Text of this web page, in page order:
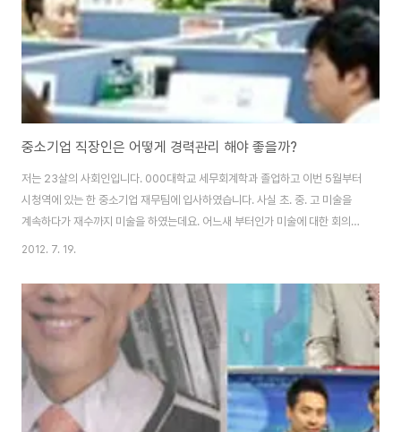
중소기업 직장인은 어떻게 경력관리 해야 좋을까?
저는 23살의 사회인입니다. 000대학교 세무회계학과 졸업하고 이번 5월부터
시청역에 있는 한 중소기업 재무팀에 입사하였습니다. 사실 초. 중. 고 미술을
계속하다가 재수까지 미술을 하였는데요. 어느새 부터인가 미술에 대한 회의감
과 진로에 대한 확신이 들지 않아 후회와 방황만 가득하다가 재수 막바지에 방
에 들어갔습니다. 중학교 때는 미술과 공부를 둘 다 잘했었습니다. 하지만 고등
학교 들어가니 미술에만 매진하게 되더군요...그 후 우울증에만 가득한 채 2년
을 그럭저럭 대학생활보내고 나니 그제서 정신을 차렸습니다. 그래도 학과 학
점은 보통정도로 졸업했고요. 아버지께 편입학원 보내달라고 했지만 지금 형편
이 안 좋아 대학 2년 더 보내줄 ..
2012. 7. 19.